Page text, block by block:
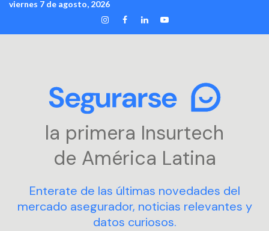
Skip
content
viernes 7 de agosto, 2026
INSTAGRAM
FACEBOOK
LINKEDIN
YOUTUBE
la primera Insurtech
de América Latina
Enterate de las últimas novedades del
mercado asegurador, noticias relevantes y
datos curiosos.